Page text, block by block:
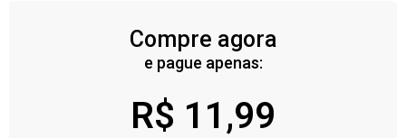
Compre agora
e pague apenas:
R$ 11,99